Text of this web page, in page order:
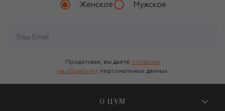
Женское Мужское
Продолжая, вы даете согласие
на обработку персональных данных
О ЦУМ